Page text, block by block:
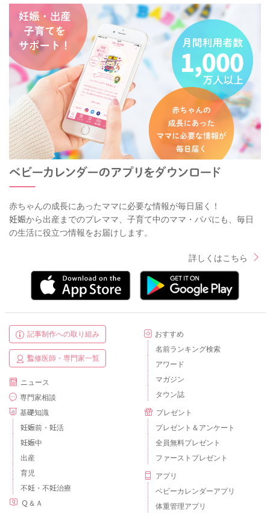
赤ちゃんの成長にあったママに必要な情報が毎日届く！
妊娠から出産までのプレママ、子育て中のママ・パパにも、毎日
の生活に役立つ情報をお届けします。
詳しくはこちら
記事制作への取り組み
監修医師・専門家一覧
ニュース
専門家相談
基礎知識
妊娠前・妊活
妊娠中
出産
育児
不妊・不妊治療
Ｑ＆Ａ
おすすめ
名前ランキング検索
アワード
マガジン
タウン誌
プレゼント
プレゼント＆アンケート
全員無料プレゼント
ファーストプレゼント
アプリ
ベビーカレンダーアプリ
体重管理アプリ